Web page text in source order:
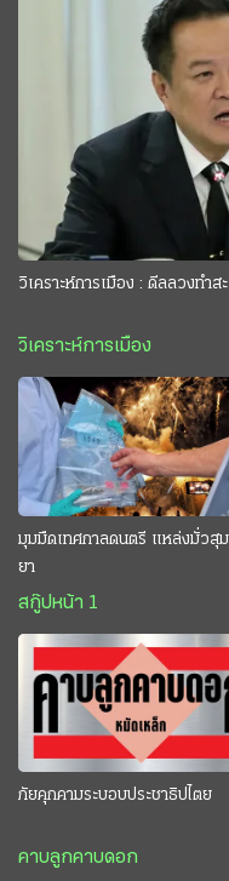
วิเคราะห์การเมือง : ดีลลวงทำส
วิเคราะห์การเมือง
มุมมืดเทศกาลดนตรี แหล่งมั่วสุ
ยา
สกู๊ปหน้า 1
ภัยคุกคามระบอบประชาธิปไตย
คาบลูกคาบดอก